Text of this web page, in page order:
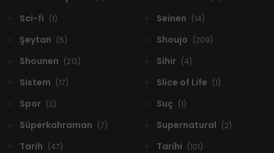
Sci-fi (1) Seinen (14)
Şeytan (5) Shoujo (209)
Shounen (213) Sihir (4)
Sistem (17) Slice of Life (1)
Spor (2) Suç (1)
Süperkahraman (7) Supernatural (2)
Tarih (47) Tarihi (101)